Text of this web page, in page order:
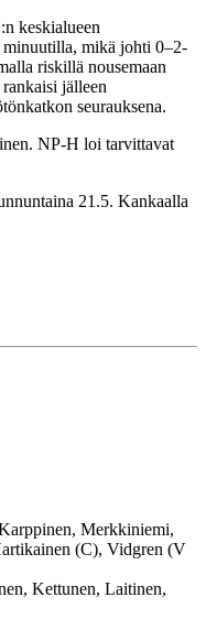
keskialueen
mikä johti 0–2-
riskillä nousemaan
jälleen
seurauksena.
NP-H loi tarvittavat
21.5. Kankaalla
Merkkiniemi,
(C), Vidgren (V
Kettunen, Laitinen,